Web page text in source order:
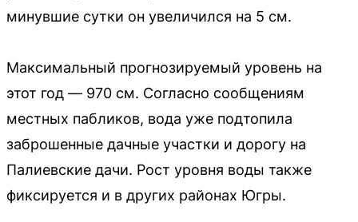
минувшие сутки он увеличился на 5 см.
Максимальный прогнозируемый уровень на
этот год — 970 см. Согласно сообщениям
местных пабликов, вода уже подтопила
заброшенные дачные участки и дорогу на
Палиевские дачи. Рост уровня воды также
фиксируется и в других районах Югры.